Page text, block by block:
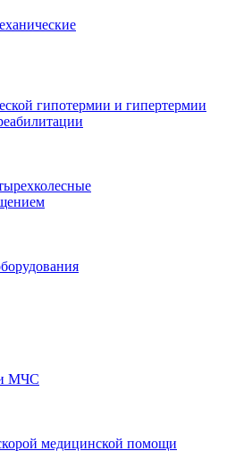
гипотермии и гипертермии
МЧС
медицинской помощи